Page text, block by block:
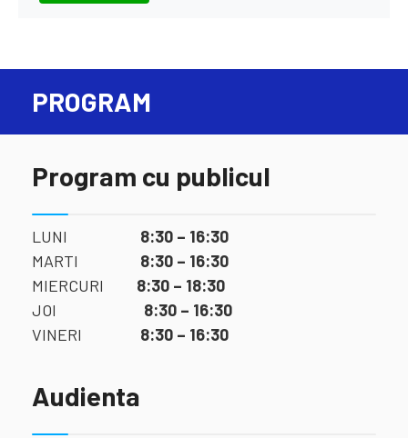
PROGRAM
Program cu publicul
LUNI 8:30 – 16:30
MARTI 8:30 – 16:30
MIERCURI 8:30 – 18:30
JOI 8:30 – 16:30
VINERI 8:30 – 16:30
Audienta